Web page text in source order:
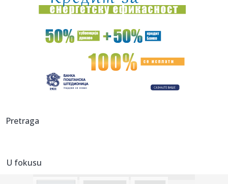
17:54:Amerikanci otvorili tajne arhive: Novi NLO snimci, istražitelji
17:52:Baba zauzima jedno mesto – Partizan mora da bira između
dva po...
Nemački energetski gigant diže ruke od SAD
17:51:'Nadamo se promeni odnosa Beograda prema Kijevu':
17:41:
Pretraga
U fokusu